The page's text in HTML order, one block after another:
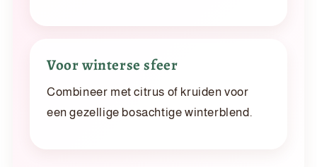
Voor winterse sfeer
Combineer met citrus of kruiden voor
een gezellige bosachtige winterblend.